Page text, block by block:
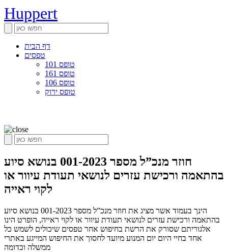
Huppert
דף הבית
טפסים
טופס 101
טופס 161
טופס 106
טופס ירוק
חוזר מנכ”ל מספר 001-2023 בנושא סיוע
בהתאמה ורכישת עזרים לנושאי תעודת עיוור או
לקוי ראייה
הינך בעמוד אשר מציג את חוזר מנכ”ל מספר 001-2023 בנושא סיוע
בהתאמה ורכישת עזרים לנושאי תעודת עיוור או לקוי ראייה, הופרט הינו
אלגוריתם שסורק את הרשת בחיפוש אחר טפסים שיכולים לשמש כל
אחד בחיי היום יום המנוע מיועד לחסוך את החיפוש המייגע באתרי
ממשלה וכדומה